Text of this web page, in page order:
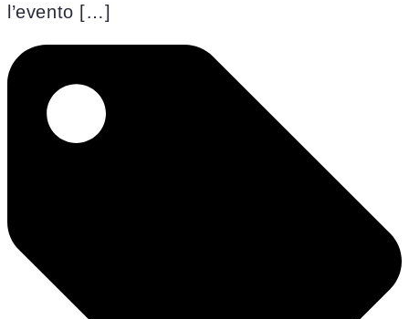
l’evento […]